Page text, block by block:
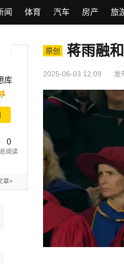
闻 体育 汽车 房产 旅
，都不知道自己错在哪里
库
0
总阅读
章>
原创 蒋雨融
2025-06-03 12:09 发